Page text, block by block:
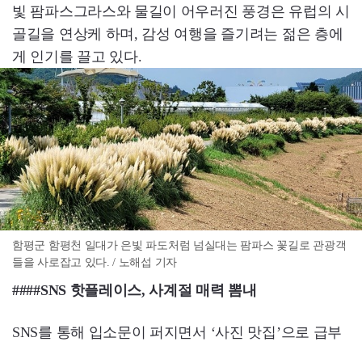
빛 팜파스그라스와 물길이 어우러진 풍경은 유럽의 시
골길을 연상케 하며, 감성 여행을 즐기려는 젊은 층에
게 인기를 끌고 있다.
함평군 함평천 일대가 은빛 파도처럼 넘실대는 팜파스 꽃길로 관광객
들을 사로잡고 있다. / 노해섭 기자
####SNS 핫플레이스, 사계절 매력 뽐내
SNS를 통해 입소문이 퍼지면서 ‘사진 맛집’으로 급부